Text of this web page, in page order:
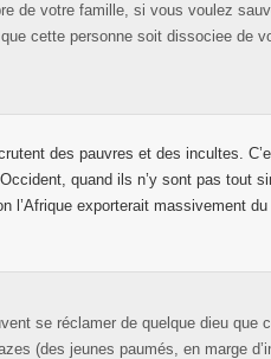
de votre famille, si vous voulez
cette personne soit dissociee de
des pauvres et des incultes.
quand ils n’y sont pas tout
l’Afrique exporterait massivement
se réclamer de quelque dieu que
(des jeunes paumés, en marge